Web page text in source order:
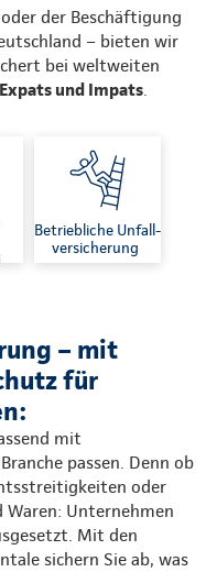
der Beschäftigung
– bieten wir
bei weltweiten
und Impats.
Betriebliche Unfall-
versicherung
– mit
für
mit
passen. Denn ob
oder
Waren: Unternehmen
Mit den
sichern Sie ab, was